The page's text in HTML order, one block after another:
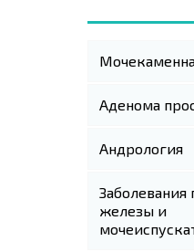
Аденома
Андрология
Заболевания
железы и